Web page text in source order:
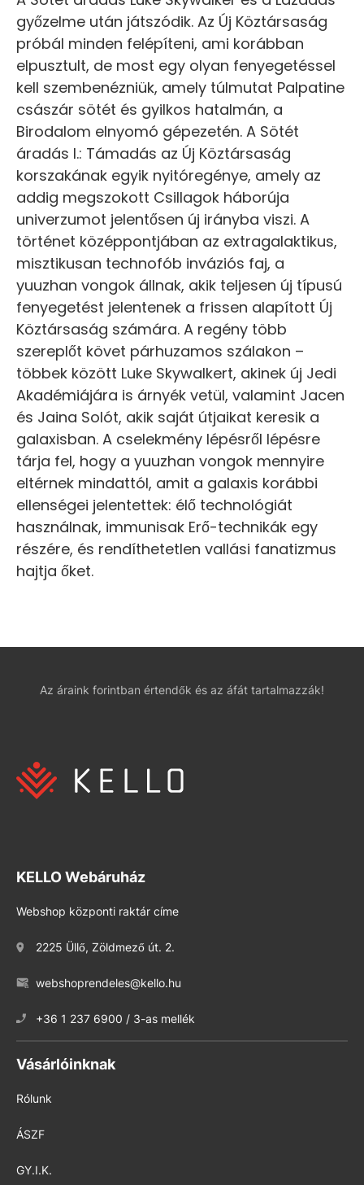
győzelme után játszódik. Az Új Köztársaság
próbál minden felépíteni, ami korábban
elpusztult, de most egy olyan fenyegetéssel
kell szembenézniük, amely túlmutat Palpatine
császár sötét és gyilkos hatalmán, a
Birodalom elnyomó gépezetén. A Sötét
áradás I.: Támadás az Új Köztársaság
korszakának egyik nyitóregénye, amely az
addig megszokott Csillagok háborúja
univerzumot jelentősen új irányba viszi. A
történet középpontjában az extragalaktikus,
misztikusan technofób inváziós faj, a
yuuzhan vongok állnak, akik teljesen új típusú
fenyegetést jelentenek a frissen alapított Új
Köztársaság számára. A regény több
szereplőt követ párhuzamos szálakon –
többek között Luke Skywalkert, akinek új Jedi
Akadémiájára is árnyék vetül, valamint Jacen
és Jaina Solót, akik saját útjaikat keresik a
galaxisban. A cselekmény lépésről lépésre
tárja fel, hogy a yuuzhan vongok mennyire
eltérnek mindattól, amit a galaxis korábbi
ellenségei jelentettek: élő technológiát
használnak, immunisak Erő-technikák egy
részére, és rendíthetetlen vallási fanatizmus
hajtja őket.
Az áraink forintban értendők és az áfát tartalmazzák!
KELLO Webáruház
Webshop központi raktár címe
2225 Üllő, Zöldmező út. 2.
webshoprendeles@kello.hu
+36 1 237 6900 / 3-as mellék
Vásárlóinknak
Rólunk
ÁSZF
GY.I.K.